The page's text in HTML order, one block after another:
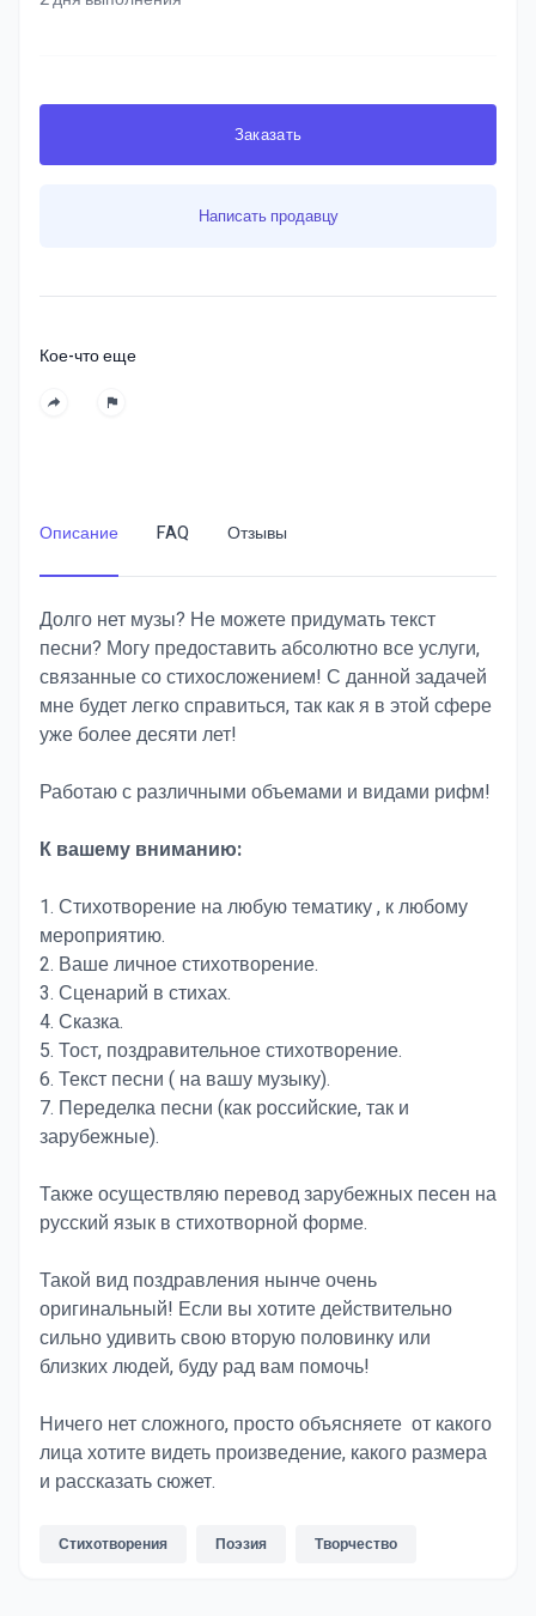
Заказать
Написать продавцу
Кое-что еще
Описание FAQ Отзывы
Долго нет музы? Не можете придумать текст
песни? Могу предоставить абсолютно все услуги,
связанные со стихосложением! С данной задачей
мне будет легко справиться, так как я в этой сфере
уже более десяти лет!
Работаю с различными объемами и видами рифм!
К вашему вниманию:
1. Стихотворение на любую тематику , к любому
мероприятию.
2. Ваше личное стихотворение.
3. Сценарий в стихах.
4. Сказка.
5. Тост, поздравительное стихотворение.
6. Текст песни ( на вашу музыку).
7. Переделка песни (как российские, так и
зарубежные).
Также осуществляю перевод зарубежных песен на
русский язык в стихотворной форме.
Такой вид поздравления нынче очень
оригинальный! Если вы хотите действительно
сильно удивить свою вторую половинку или
близких людей, буду рад вам помочь!
Ничего нет сложного, просто объясняете от какого
лица хотите видеть произведение, какого размера
и рассказать сюжет.
Стихотворения Поэзия Творчество